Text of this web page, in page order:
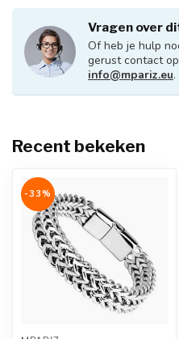
Vragen over
Of heb je hulp
gerust contact
info@mpariz.eu
Recent bekeken
-33%